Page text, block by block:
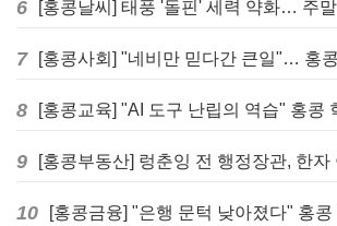
6 [홍콩날씨] 태풍 '돌핀' 세력 약화… 주
7
8
9
10